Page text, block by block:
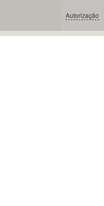
Autorização